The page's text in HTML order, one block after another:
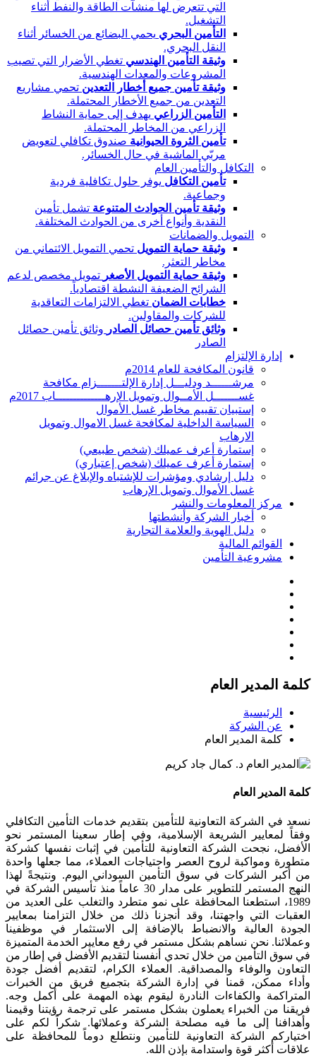
التي تتعرض لها منشآت الطاقة والنفط أثناء
التشغيل.
التأمين البحري يحمي البضائع من الخسائر أثناء
النقل البحري.
وثيقة التأمين الهندسي تغطي الأضرار التي تصيب
المشروعات والمعدات الهندسية.
وثيقة تأمين جميع أخطار التعدين تحمي مشاريع
التعدين من جميع الأخطار المحتملة.
التأمين الزراعي يهدف إلى حماية النشاط
الزراعي من المخاطر المحتملة.
تأمين الثروة الحيوانية صندوق تكافلي لتعويض
مربّي الماشية في حال الخسائر.
التكافل والتأمين العام
تأمين التكافل يوفر حلول تكافلية فردية
وجماعية.
وثيقة تأمين الحوادث المتنوعة تشمل تأمين
النقدية وأنواع أخرى من الحوادث المختلفة.
التمويل والضمانات
وثيقة حماية التمويل تحمي التمويل الائتماني من
مخاطر التعثر.
وثيقة حماية التمويل الأصغر تمويل مخصص لدعم
الشرائح الضعيفة النشطة اقتصادياً.
خطابات الضمان تغطي الالتزامات التعاقدية
للشركات والمقاولين.
وثائق تأمين حصائل الصادر وثائق تأمين حصائل
الصادر
إدارة الإلتزام
قانون المكافحة للعام 2014م
مرشــــــد ودليـــل إدارة الإلتـــــــزام مكافحة
غســـــــل الأمــوال وتمويل الإرهــــــــــــــاب 2017م
إستبيان تقييم مخاطر غسل الأموال
السياسة الداخلية لمكافحة غسل الاموال وتمويل
الارهاب
إستمارة أعرف عميلك (شخص طبيعي)
إستمارة أعرف عميلك (شخص إعتباري)
دليل إرشادي ومؤشرات للإشتباه والإبلاغ عن جرائم
غسل الأموال وتمويل الإرهاب
مركز المعلومات والنشر
أخبار الشركة وأنشطتها
دليل الهوية والعلامة التجارية
القوائم المالية
مشروعية التأمين
كلمة المدير العام
الرئيسية
عن الشركة
كلمة المدير العام
كلمة المدير العام
نسعد في الشركة التعاونية للتأمين بتقديم خدمات التأمين التكافلي
وفقاً لمعايير الشريعة الإسلامية، وفي إطار سعينا المستمر نحو
الأفضل، نجحت الشركة التعاونية للتأمين في إثبات نفسها كشركة
متطورة ومواكبة لروح العصر واحتياجات العملاء، مما جعلها واحدة
من أكبر الشركات في سوق التأمين السوداني اليوم. ونتيجةً لهذا
النهج المستمر للتطوير على مدار 30 عاماً منذ تأسيس الشركة في
1989، استطعنا المحافظة على نمو متطرد والتغلب على العديد من
العقبات التي واجهتنا، وقد أنجزنا ذلك من خلال التزامنا بمعايير
الجودة العالية والانضباط بالإضافة إلى الاستثمار في موظفينا
وعملائنا. نحن نساهم بشكل مستمر في رفع معايير الخدمة المتميزة
في سوق التأمين من خلال تحدي أنفسنا لتقديم الأفضل في إطار من
التعاون والوفاء والمصداقية. العملاء الكرام، لتقديم أفضل جودة
وأداء ممكن، قمنا في إدارة الشركة بتجميع فريق من الخبرات
المتراكمة والكفاءات النادرة ليقوم بهذه المهمة على أكمل وجه.
فريقنا من الخبراء يعملون بشكل مستمر على ترجمة رؤيتنا وقيمنا
وأهدافنا إلى ما فيه مصلحة الشركة وعملائها. شكراً لكم على
اختياركم الشركة التعاونية للتأمين ونتطلع دوماً للمحافظة على
علاقات أكثر قوة واستدامة بإذن الله.